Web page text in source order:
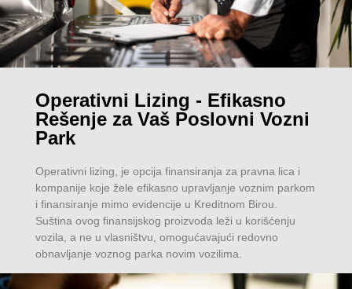
Operativni Lizing - Efikasno
Rešenje za Vaš Poslovni Vozni
Park
Operativni lizing, je opcija finansiranja za pravna lica i
kompanije koje žele efikasno upravljanje voznim parkom
i finansiranje mimo evidencije u Kreditnom Birou.
Suština ovog finansijskog proizvoda leži u korišćenju
vozila, a ne u vlasništvu, omogućavajući redovno
obnavljanje voznog parka novim vozilima.